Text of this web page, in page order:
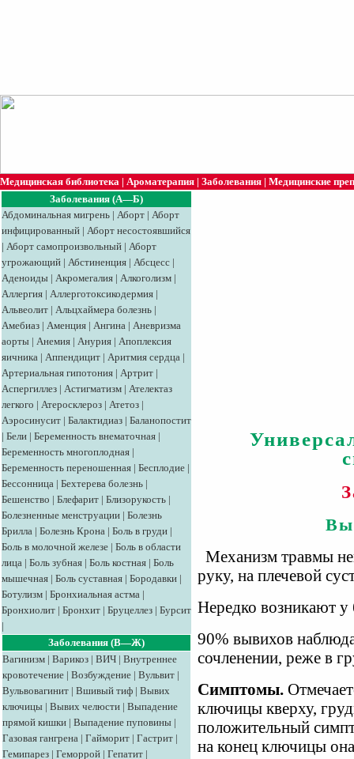
Медицинская библиотека | Ароматерапия | Заболевания | Медицинские
Заболевания (А—Б)
Абдоминальная мигрень | Аборт | Аборт
инфицированный | Аборт несостоявшийся
| Аборт самопроизвольный | Аборт
угрожающий | Абстиненция | Абсцесс |
Аденоиды | Акромегалия | Алкоголизм |
Аллергия | Аллерготоксикодермия |
Альвеолит | Альцхаймера болезнь |
Амебиаз | Аменция | Ангина | Аневризма
аорты | Анемия | Анурия | Апоплексия
яичника | Аппендицит | Аритмия сердца |
Артериальная гипотония | Артрит |
Аспергиллез | Астигматизм | Ателектаз
легкого | Атеросклероз | Атетоз |
Аэросинусит | Балактидиаз | Баланопостит
| Бели | Беременность внематочная |
Беременность многоплодная |
Беременность переношенная | Бесплодие |
Бессонница | Бехтерева болезнь |
Бешенство | Блефарит | Близорукость |
Болезненные менструации | Болезнь
Брилла | Болезнь Крона | Боль в груди |
Боль в молочной железе | Боль в области
лица | Боль зубная | Боль костная | Боль
мышечная | Боль суставная | Бородавки |
Ботулизм | Бронхиальная астма |
Бронхиолит | Бронхит | Бруцеллез | Бурсит
|
Заболевания (В—Ж)
Вагинизм | Варикоз | ВИЧ | Внутреннее
кровотечение | Возбуждение | Вульвит |
Вульвовагинит | Вшивый тиф | Вывих
ключицы | Вывих челюсти | Выпадение
прямой кишки | Выпадение пуповины |
Газовая гангрена | Гайморит | Гастрит |
Гемипарез | Геморрой | Гепатит |
Механизм травмы
руку, на плечевой
Нередко возникают у
90% вывихов
сочленении, реже в
Симптомы.
ключицы кверху,
положительный
на конец ключицы